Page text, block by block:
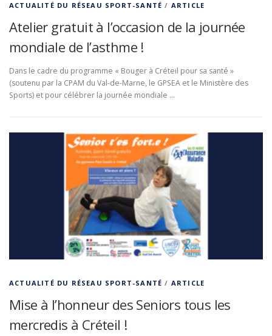
ACTUALITÉ DU RÉSEAU SPORT-SANTÉ / ARTICLE
Atelier gratuit à l’occasion de la journée
mondiale de l’asthme !
Dans le cadre du programme « Bouger à Créteil pour sa santé »
(soutenu par la CPAM du Val-de-Marne, le GPSEA et le Ministère des
Sports) et pour célébrer la journée mondiale …
ACTUALITÉ DU RÉSEAU SPORT-SANTÉ / ARTICLE
Mise à l’honneur des Seniors tous les
mercredis à Créteil !